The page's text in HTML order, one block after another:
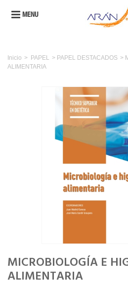
MENU
Inicio > PAPEL > PAPEL DESTACADOS >
ALIMENTARIA
MICROBIOLOGÍA E
ALIMENTARIA